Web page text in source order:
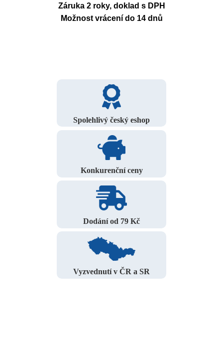
Záruka 2 roky, doklad s DPH
Možnost vrácení do 14 dnů
Spolehlivý český eshop
Konkurenční ceny
Dodání od 79 Kč
Vyzvednutí v ČR a SR